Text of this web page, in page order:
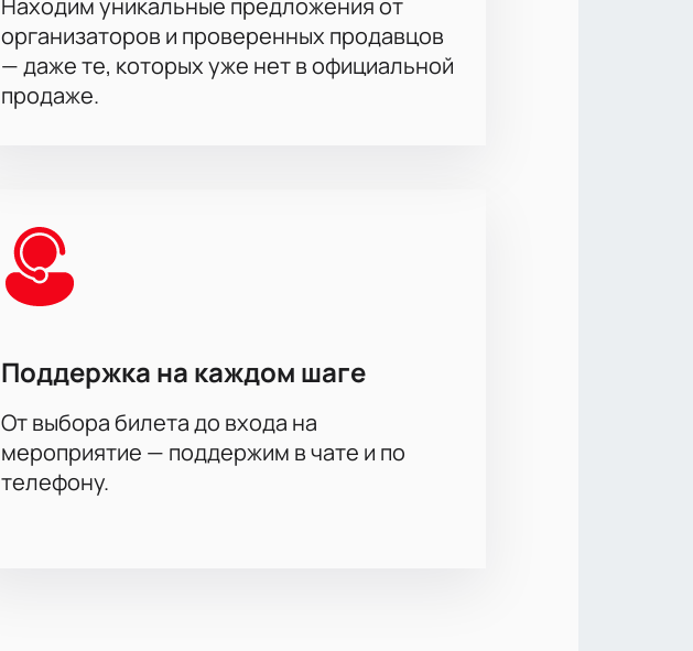
организаторов и проверенных продавцов
— даже те, которых уже нет в официальной
продаже.
Поддержка на каждом шаге
От выбора билета до входа на
мероприятие — поддержим в чате и по
телефону.